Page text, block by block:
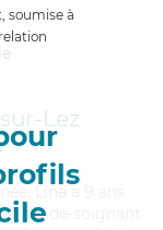
soumise à
Lez
Lina a 9 ans
d'aide-soignant